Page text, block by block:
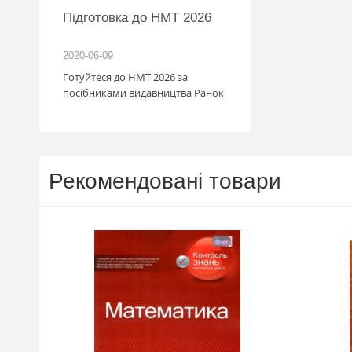
Підготовка до НМТ 2026
2020-06-09
Готуйтеся до НМТ 2026 за
посібниками видавництва Ранок
Рекомендовані товари